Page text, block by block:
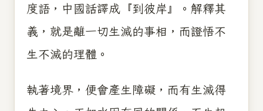
度語，中國話譯成『到彼岸』。解釋其
義，就是離一切生滅的事相，而證悟不
生不滅的理體。
執著境界，便會產生障礙，而有生滅得